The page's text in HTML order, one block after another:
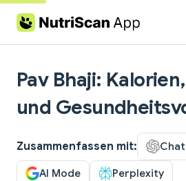
Skip to content
Pav Bhaji:
und
Zusammenfassen mit:
AI Mode Perplexity